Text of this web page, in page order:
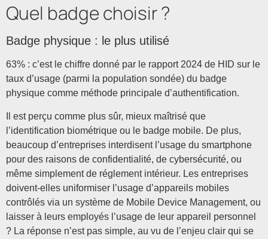
Quel badge choisir ?
Badge physique : le plus utilisé
63% : c’est le chiffre donné par le rapport 2024 de HID sur le
taux d’usage (parmi la population sondée) du badge
physique comme méthode principale d’authentification.
Il est perçu comme plus sûr, mieux maîtrisé que
l’identification biométrique ou le badge mobile. De plus,
beaucoup d’entreprises interdisent l’usage du smartphone
pour des raisons de confidentialité, de cybersécurité, ou
même simplement de réglement intérieur. Les entreprises
doivent-elles uniformiser l’usage d’appareils mobiles
contrôlés via un système de Mobile Device Management, ou
laisser à leurs employés l’usage de leur appareil personnel
? La réponse n’est pas simple, au vu de l’enjeu clair qui se